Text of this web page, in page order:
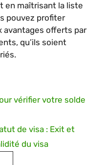
en maîtrisant la liste
pouvez profiter
avantages offerts par
qu’ils soient
vérifier votre solde
de visa : Exit et
du visa